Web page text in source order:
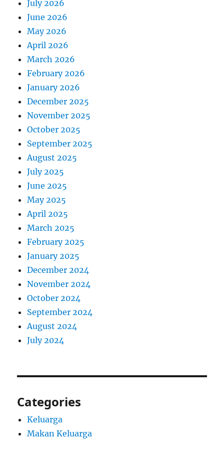
July 2026
June 2026
May 2026
April 2026
March 2026
February 2026
January 2026
December 2025
November 2025
October 2025
September 2025
August 2025
July 2025
June 2025
May 2025
April 2025
March 2025
February 2025
January 2025
December 2024
November 2024
October 2024
September 2024
August 2024
July 2024
Categories
Keluarga
Makan Keluarga